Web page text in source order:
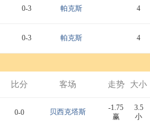
0-3 帕克斯 4
0-3 帕克斯 4
比分 客场 走势 大小
0-0 贝西克塔斯
-1.75
赢
3.5
小